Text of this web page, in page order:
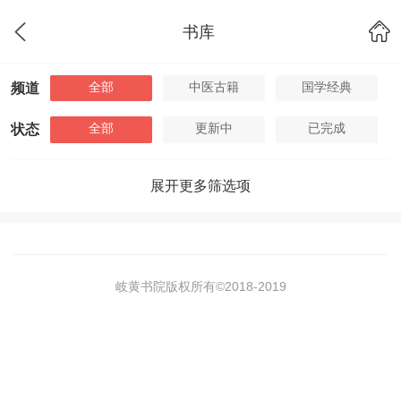
书库
频道 全部 中医古籍 国学经典
状态 全部 更新中 已完成
展开更多筛选项
岐黄书院版权所有©2018-2019